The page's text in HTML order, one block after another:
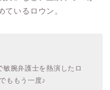
ているロウン。
敏腕弁護士を熱演したロ
ももう一度♪